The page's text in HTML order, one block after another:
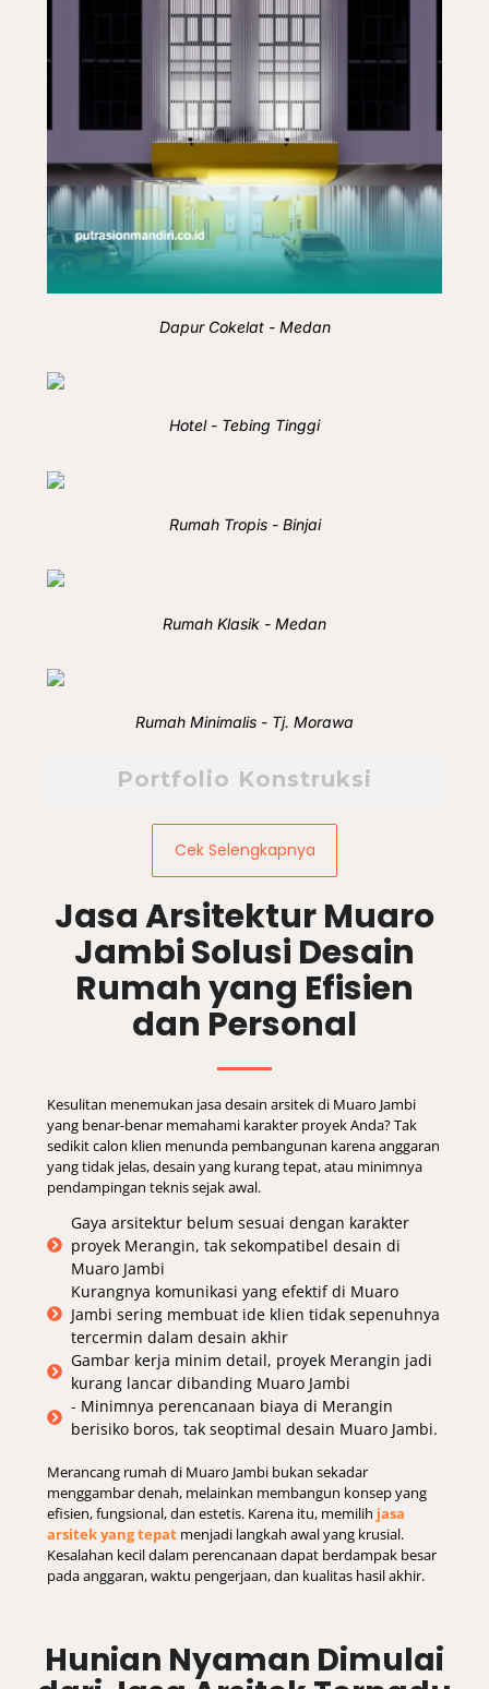
Portfolio Konstruksi
Dapur Cokelat - Medan
Hotel - Tebing Tinggi
Rumah Tropis - Binjai
Rumah Klasik - Medan
Rumah Minimalis - Tj. Morawa
Cek Selengkapnya
Jasa Arsitektur Muaro
Jambi Solusi Desain
Rumah yang Efisien
dan Personal
Kesulitan menemukan jasa desain arsitek di Muaro Jambi
yang benar-benar memahami karakter proyek Anda? Tak
sedikit calon klien menunda pembangunan karena anggaran
yang tidak jelas, desain yang kurang tepat, atau minimnya
pendampingan teknis sejak awal.
Gaya arsitektur belum sesuai dengan karakter
proyek Merangin, tak sekompatibel desain di
Muaro Jambi
Kurangnya komunikasi yang efektif di Muaro
Jambi sering membuat ide klien tidak sepenuhnya
tercermin dalam desain akhir
Gambar kerja minim detail, proyek Merangin jadi
kurang lancar dibanding Muaro Jambi
- Minimnya perencanaan biaya di Merangin
berisiko boros, tak seoptimal desain Muaro Jambi.
Merancang rumah di Muaro Jambi bukan sekadar
menggambar denah, melainkan membangun konsep yang
efisien, fungsional, dan estetis. Karena itu, memilih jasa
arsitek yang tepatmenjadi langkah awal yang krusial.
Kesalahan kecil dalam perencanaan dapat berdampak besar
pada anggaran, waktu pengerjaan, dan kualitas hasil akhir.
Hunian Nyaman Dimulai